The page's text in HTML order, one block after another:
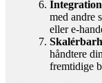
med andre
eller e-
håndtere
fremtidige